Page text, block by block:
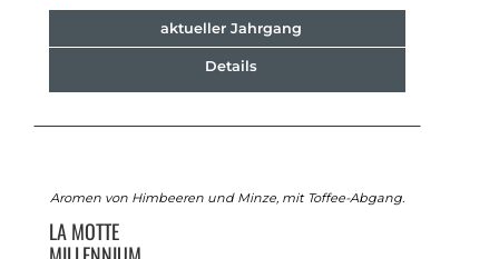
aktueller Jahrgang
Details
Aromen von Himbeeren und Minze, mit Toffee-Abgang.
LA MOTTE